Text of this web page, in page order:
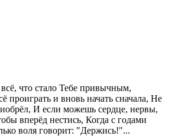
что стало Тебе привычным,
проиграть и вновь начать сначала, Не
И если можешь сердце, нервы,
вперёд нестись, Когда с годами
воля говорит: "Держись!"...